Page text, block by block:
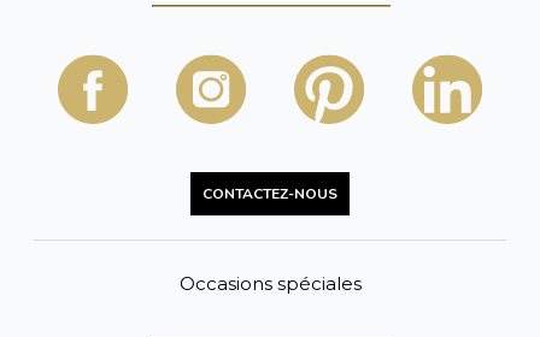
CONTACTEZ-NOUS
Occasions spéciales